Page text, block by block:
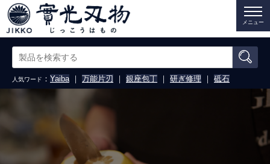
メニュー
人気ワード ： Yaiba｜ 万能片刃 ｜ 銀座包丁 ｜ 研ぎ修理 ｜ 砥石